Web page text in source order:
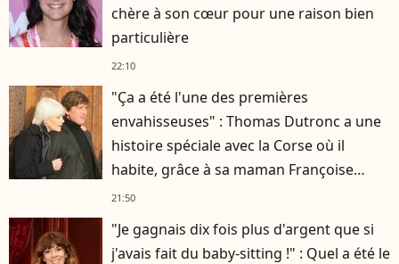
chère à son cœur pour une raison bien
particulière
22:10
"Ça a été l'une des premières
envahisseuses" : Thomas Dutronc a une
histoire spéciale avec la Corse où il
habite, grâce à sa maman Françoise
Hardy
21:50
"Je gagnais dix fois plus d'argent que si
j'avais fait du baby-sitting !" : Quel a été le